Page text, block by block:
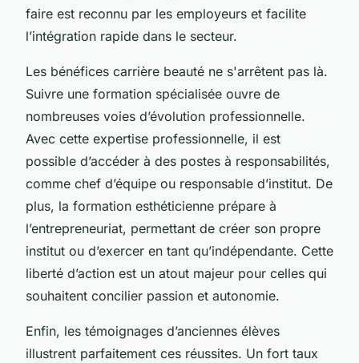
faire est reconnu par les employeurs et facilite
l’intégration rapide dans le secteur.
Les bénéfices carrière beauté ne s'arrêtent pas là.
Suivre une formation spécialisée ouvre de
nombreuses voies d’évolution professionnelle.
Avec cette expertise professionnelle, il est
possible d’accéder à des postes à responsabilités,
comme chef d’équipe ou responsable d’institut. De
plus, la formation esthéticienne prépare à
l’entrepreneuriat, permettant de créer son propre
institut ou d’exercer en tant qu’indépendante. Cette
liberté d’action est un atout majeur pour celles qui
souhaitent concilier passion et autonomie.
Enfin, les témoignages d’anciennes élèves
illustrent parfaitement ces réussites. Un fort taux